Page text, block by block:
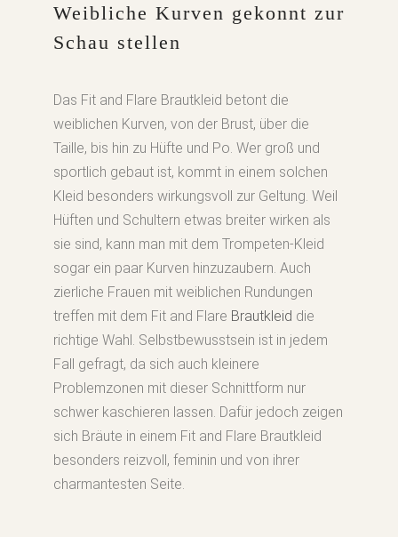
Weibliche Kurven gekonnt zur
Schau stellen
Das Fit and Flare Brautkleid betont die
weiblichen Kurven, von der Brust, über die
Taille, bis hin zu Hüfte und Po. Wer groß und
sportlich gebaut ist, kommt in einem solchen
Kleid besonders wirkungsvoll zur Geltung. Weil
Hüften und Schultern etwas breiter wirken als
sie sind, kann man mit dem Trompeten-Kleid
sogar ein paar Kurven hinzuzaubern. Auch
zierliche Frauen mit weiblichen Rundungen
treffen mit dem Fit and Flare Brautkleid die
richtige Wahl. Selbstbewusstsein ist in jedem
Fall gefragt, da sich auch kleinere
Problemzonen mit dieser Schnittform nur
schwer kaschieren lassen. Dafür jedoch zeigen
sich Bräute in einem Fit and Flare Brautkleid
besonders reizvoll, feminin und von ihrer
charmantesten Seite.